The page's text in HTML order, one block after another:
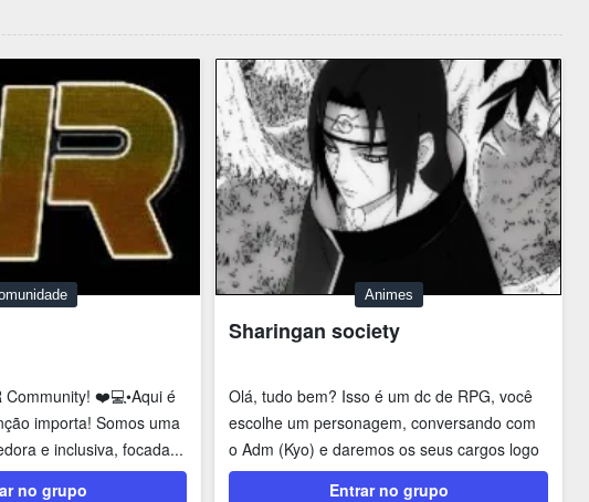
Community! ❤️💻•Aqui é
importa! Somos uma
e inclusiva, focada...
no grupo
Animes
Sharingan society
Olá, tudo bem? Isso é um dc de RPG, você
escolhe um personagem, conversando com
o Adm (Kyo) e daremos os seus cargos logo
em seguida,...
Entrar no grupo